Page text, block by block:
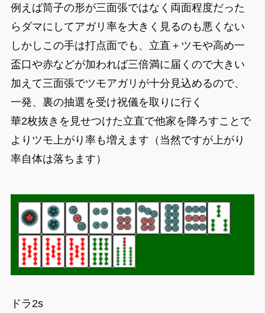
例えば筒子の形が三面張ではなく両面程度だった
らダマにしてアガリ率を大きく見るのも悪くない
しかしこの手は打点面でも、立直＋ツモや高め一
盃口や赤などが加われば三倍満に届くので大きい
加えて三面張でツモアガリが十分見込めるので、
一発、裏の抽選を受け祝儀を取りに行く
華2枚抜きを見せつけた立直で他家を降ろすことで
よりツモ上がり率も増えます（当然ですが上がり
率自体は落ちます）
ドラ2s